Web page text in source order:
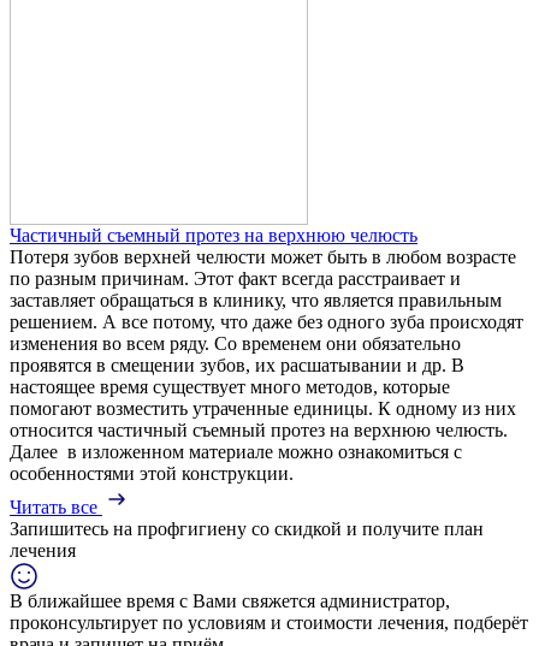
Частичный съемный протез на верхнюю челюсть
Потеря зубов верхней челюсти может быть в любом возрасте
по разным причинам. Этот факт всегда расстраивает и
заставляет обращаться в клинику, что является правильным
решением. А все потому, что даже без одного зуба происходят
изменения во всем ряду. Со временем они обязательно
проявятся в смещении зубов, их расшатывании и др. В
настоящее время существует много методов, которые
помогают возместить утраченные единицы. К одному из них
относится частичный съемный протез на верхнюю челюсть.
Далее в изложенном материале можно ознакомиться с
особенностями этой конструкции.
Читать все
Запишитесь на профгигиену со скидкой и получите план
лечения
В ближайшее время с Вами свяжется администратор,
проконсультирует по условиям и стоимости лечения, подберёт